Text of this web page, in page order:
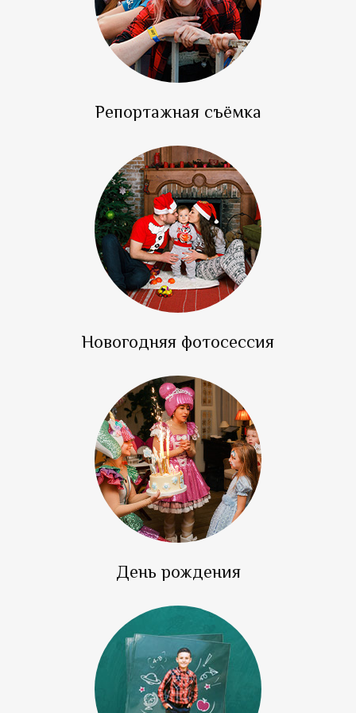
Репортажная съёмка
Новогодняя фотосессия
День рождения